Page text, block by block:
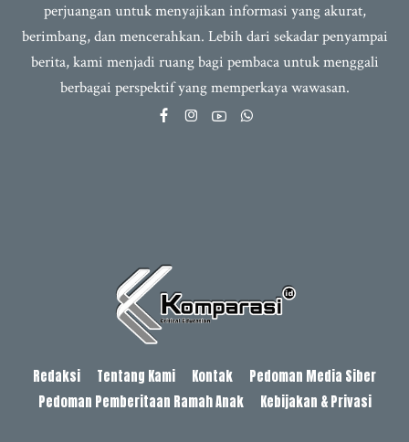
perjuangan untuk menyajikan informasi yang akurat,
berimbang, dan mencerahkan. Lebih dari sekadar penyampai
berita, kami menjadi ruang bagi pembaca untuk menggali
berbagai perspektif yang memperkaya wawasan.
Redaksi Tentang Kami Kontak
Pedoman Media Siber
Pedoman Pemberitaan Ramah Anak
Kebijakan & Privasi